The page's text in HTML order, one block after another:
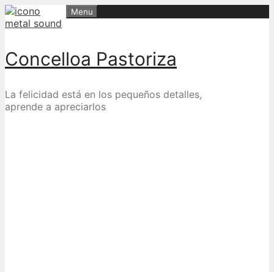
Skip
to
Concelloa Pastoriza
La felicidad está en los pequeños detalles,
aprende a apreciarlos
Menu